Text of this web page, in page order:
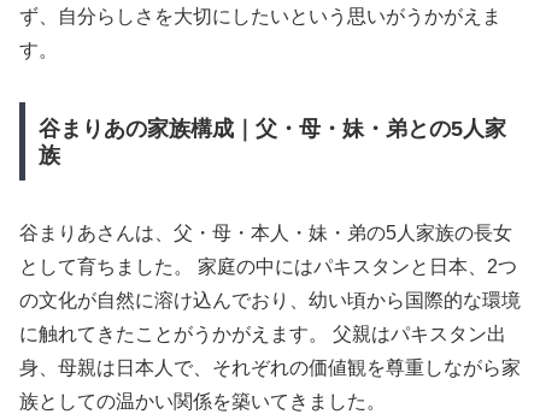
ず、自分らしさを大切にしたいという思いがうかがえま
す。
谷まりあの家族構成｜父・母・妹・弟との5人家
族
谷まりあさんは、父・母・本人・妹・弟の5人家族の長女
として育ちました。 家庭の中にはパキスタンと日本、2つ
の文化が自然に溶け込んでおり、幼い頃から国際的な環境
に触れてきたことがうかがえます。 父親はパキスタン出
身、母親は日本人で、それぞれの価値観を尊重しながら家
族としての温かい関係を築いてきました。